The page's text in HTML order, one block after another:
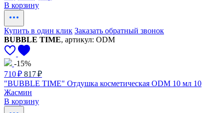
В корзину
Купить в один клик Заказать обратный звонок
BUBBLE TIME, артикул: ODM
-15%
710 ₽ 817 ₽
"BUBBLE TIME" Отдушка косметическая ODM 10 мл 10
Жасмин
В корзину